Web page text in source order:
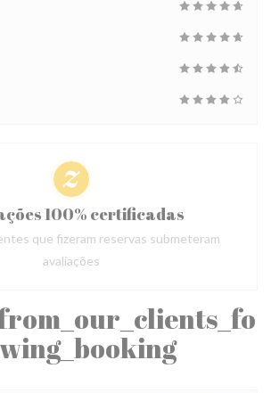
100% certificadas
que fizeram reservas submeteram
avaliações